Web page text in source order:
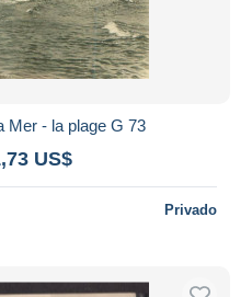
Mer - la plage G 73
US$
Privado